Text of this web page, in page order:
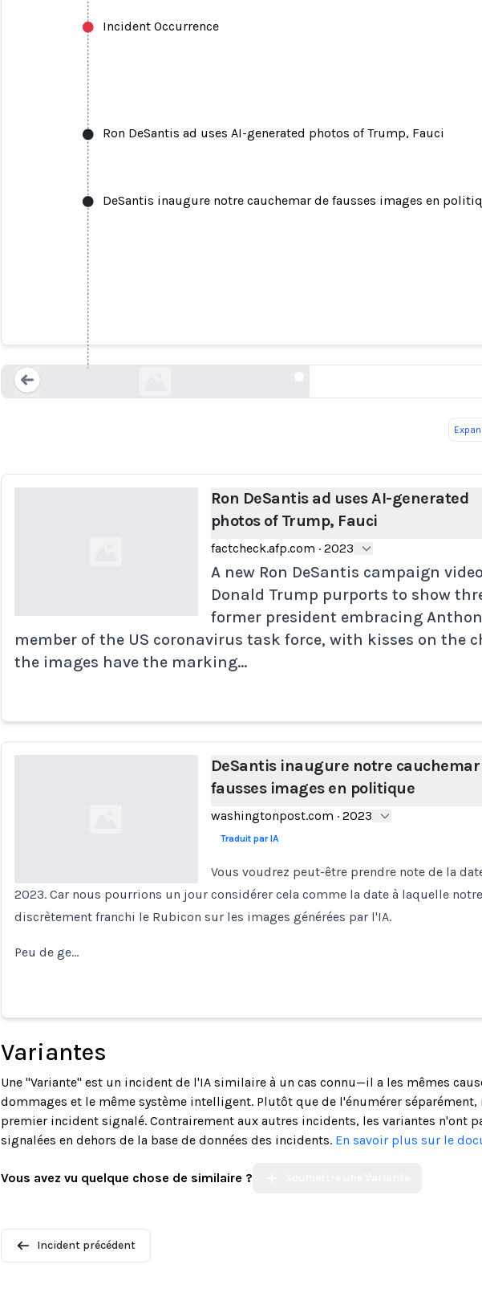
Incident Occurrence
Ron DeSantis ad uses AI-generated photos of Trump, Fauci
DeSantis inaugure notre cauchemar de fausses images en
Loading...
Ron DeSantis ad uses AI-generated photos of
Ron DeSantis ad uses AI-generated
photos of Trump, Fauci
factcheck.afp.com · 2023
A new Ron DeSantis campaign
Donald Trump purports to show
former president embracing
member of the US coronavirus task force, with kisses on the
the images have the marking…
DeSantis inaugure notre cauchemar
fausses images en politique
washingtonpost.com · 2023
Traduit par IA
Vous voudrez peut-être prendre note de la
2023. Car nous pourrions un jour considérer cela comme la date à laquelle
discrètement franchi le Rubicon sur les images générées par l'IA.
Peu de ge…
Variantes
Une "Variante" est un incident de l'IA similaire à un cas connu—il a les mêmes
dommages et le même système intelligent. Plutôt que de l'énumérer
premier incident signalé. Contrairement aux autres incidents, les variantes n'ont
signalées en dehors de la base de données des incidents. En savoir plus sur le
Vous avez vu quelque chose de similaire ?
Incident précédent